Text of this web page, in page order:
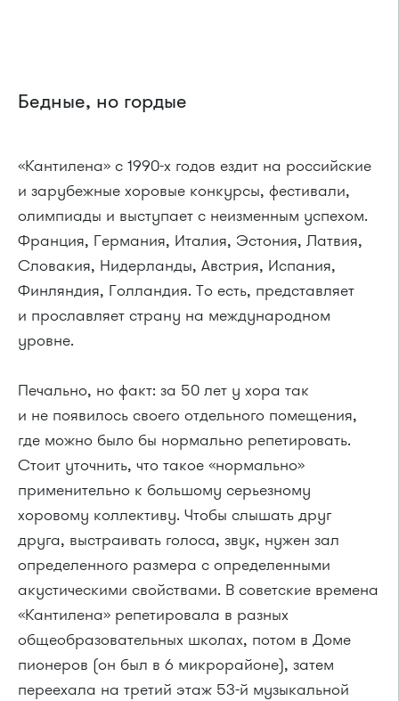
Бедные, но гордые
«Кантилена» с 1990-х годов ездит на российские
и зарубежные хоровые конкурсы, фестивали,
олимпиады и выступает с неизменным успехом.
Франция, Германия, Италия, Эстония, Латвия,
Словакия, Нидерланды, Австрия, Испания,
Финляндия, Голландия. То есть, представляет
и прославляет страну на международном
уровне.
Печально, но факт: за 50 лет у хора так
и не появилось своего отдельного помещения,
где можно было бы нормально репетировать.
Стоит уточнить, что такое «нормально»
применительно к большому серьезному
хоровому коллективу. Чтобы слышать друг
друга, выстраивать голоса, звук, нужен зал
определенного размера с определенными
акустическими свойствами. В советские времена
«Кантилена» репетировала в разных
общеобразовательных школах, потом в Доме
пионеров (он был в 6 микрорайоне), затем
переехала на третий этаж 53-й музыкальной